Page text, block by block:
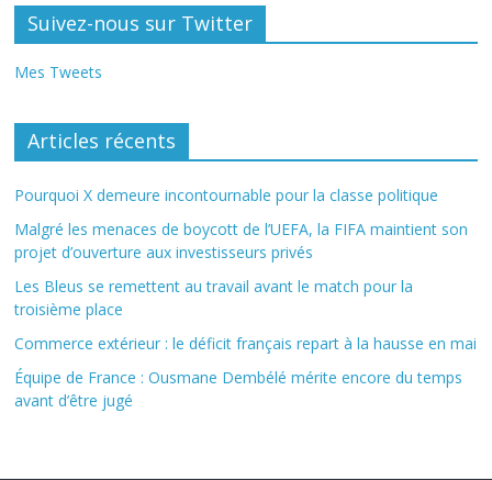
Suivez-nous sur Twitter
Mes Tweets
Articles récents
Pourquoi X demeure incontournable pour la classe politique
Malgré les menaces de boycott de l’UEFA, la FIFA maintient son
projet d’ouverture aux investisseurs privés
Les Bleus se remettent au travail avant le match pour la
troisième place
Commerce extérieur : le déficit français repart à la hausse en mai
Équipe de France : Ousmane Dembélé mérite encore du temps
avant d’être jugé